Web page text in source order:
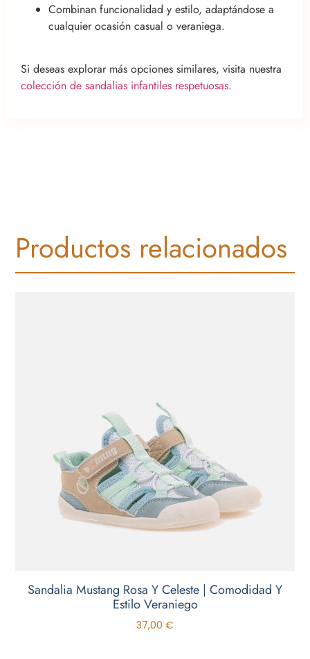
Combinan funcionalidad y estilo, adaptándose a
cualquier ocasión casual o veraniega.
Si deseas explorar más opciones similares, visita nuestra
colección de sandalias infantiles respetuosas.
Productos relacionados
Sandalia Mustang Rosa Y Celeste | Comodidad Y
Estilo Veraniego
37,00 €